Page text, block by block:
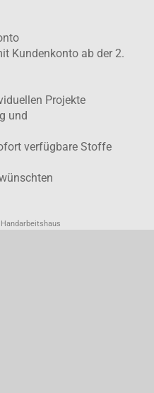
Kundenkonto ab der 2.
Projekte
und
verfügbare Stoffe